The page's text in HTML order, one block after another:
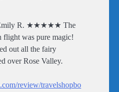
Emily R. ★★★★★ The
flight was pure magic!
out all the fairy
over Rose Valley.
review/travelshopbo